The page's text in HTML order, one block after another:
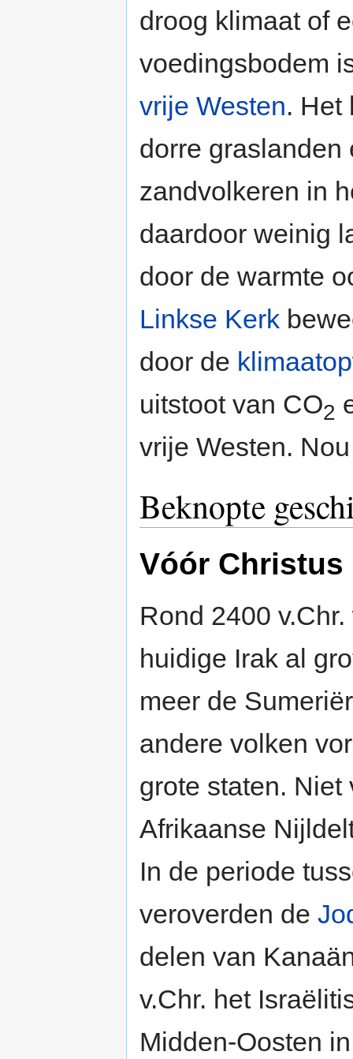
droog klimaat of
voedingsbodem
vrije Westen. Het
dorre
zandvolkeren in
daardoor weinig
door de warmte
Linkse Kerk
door de
uitstoot van CO2
vrije Westen.
Beknopte
Vóór Christus
Rond 2400
huidige Irak al
meer de
andere volken
grote staten.
Afrikaanse
In de periode
veroverden de
delen van
v.Chr. het
Midden-Oosten